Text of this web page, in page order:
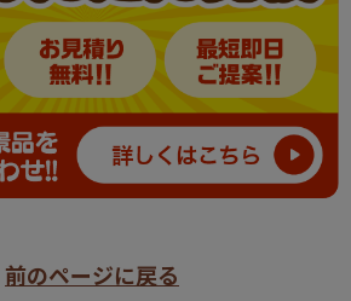
前のページに戻る